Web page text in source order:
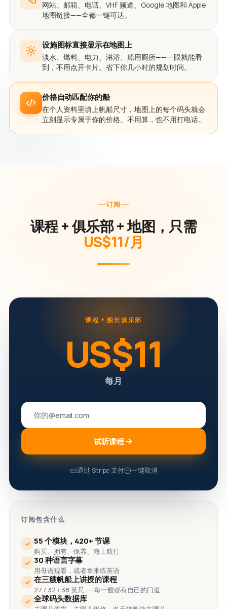
网站、邮箱、电话、VHF 频道、Google 地图和 Apple
地图链接——全都一键可达。
设施图标直接显示在地图上
淡水、燃料、电力、淋浴、船用厕所——一眼就能看
到，不用点开卡片。省下你几小时的规划时间。
价格自动匹配你的船
在个人资料里填上帆船尺寸，地图上的每个码头就会
立刻显示专属于你的价格。不用算，也不用打电话。
订阅
课程 + 俱乐部 + 地图，只需
US$11/月
课程 + 船长俱乐部
US$11
每月
试听课程
通过 Stripe 支付 一键取消
订阅包含什么
55 个模块，420+ 节课
购买、拥有、保养、海上航行
30 种语言字幕
用母语观看，或者拿来练英语
在三艘帆船上讲授的课程
27 / 32 / 38 英尺——每一艘都有自己的门道
全球码头数据库